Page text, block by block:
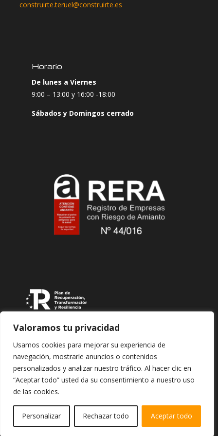
Valoramos tu privacidad
Usamos cookies para mejorar su experiencia de
navegación, mostrarle anuncios o contenidos
personalizados y analizar nuestro tráfico. Al hacer clic en
“Aceptar todo” usted da su consentimiento a nuestro uso
de las cookies.
Personalizar Rechazar todo Aceptar todo
construirte.teruel@construirte.es
Horario
De lunes a Viernes
9:00 – 13:00 y 16:00 -18:00
Sábados y Domingos cerrado
Copyright © 2026 Edificaciones y Reformas Construirte